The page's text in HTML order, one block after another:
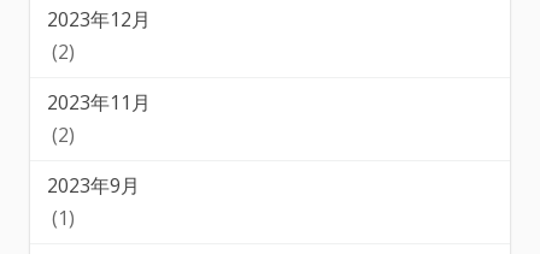
2023年12月
(2)
2023年11月
(2)
2023年9月
(1)